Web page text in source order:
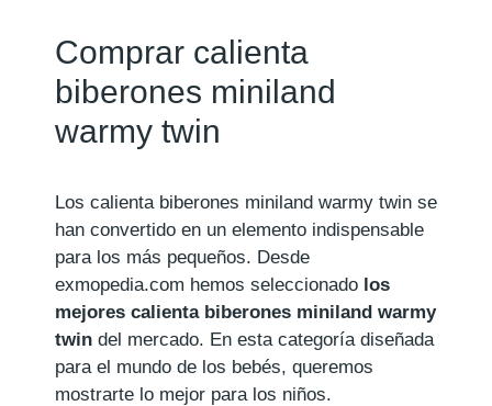
Comprar calienta
biberones miniland
warmy twin
Los calienta biberones miniland warmy twin se
han convertido en un elemento indispensable
para los más pequeños. Desde
exmopedia.com hemos seleccionado los
mejores calienta biberones miniland warmy
twin del mercado. En esta categoría diseñada
para el mundo de los bebés, queremos
mostrarte lo mejor para los niños.